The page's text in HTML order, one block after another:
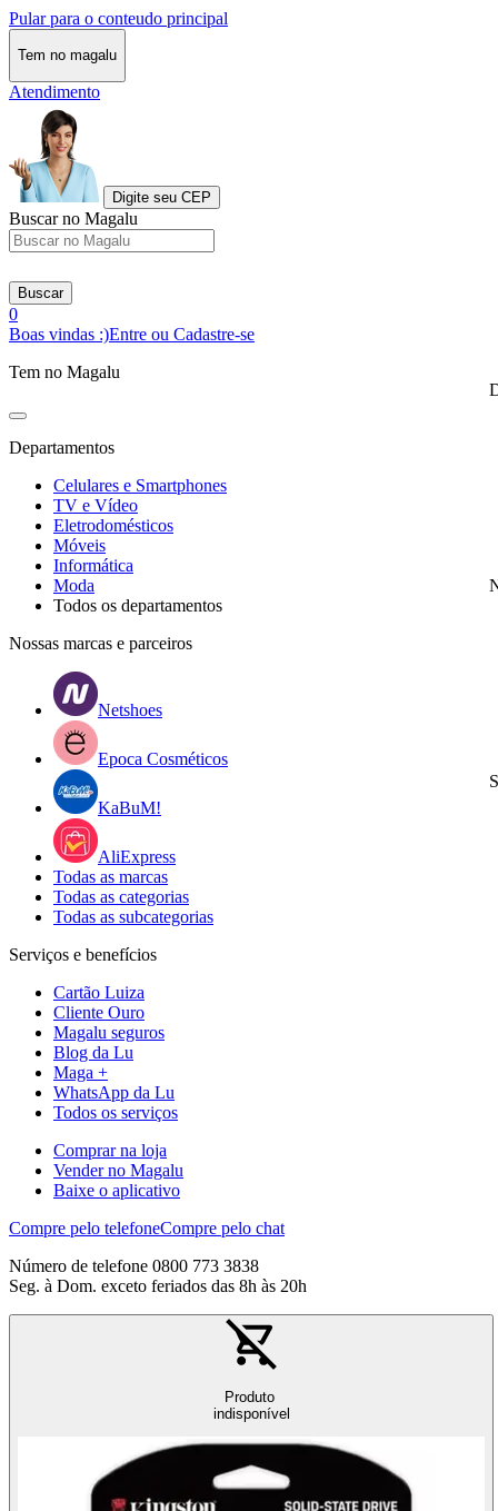
Pular para o conteudo principal
Tem no magalu
Atendimento
Digite seu CEP
Buscar no Magalu
Buscar
0
Boas vindas :)Entre ou Cadastre-se
Tem no Magalu
Departamentos
Celulares e Smartphones
TV e Vídeo
Eletrodomésticos
Móveis
Informática
Moda
Todos os departamentos
Nossas marcas e parceiros
Netshoes
Epoca Cosméticos
KaBuM!
AliExpress
Todas as marcas
Todas as categorias
Todas as subcategorias
Serviços e benefícios
Cartão Luiza
Cliente Ouro
Magalu seguros
Blog da Lu
Maga +
WhatsApp da Lu
Todos os serviços
Comprar na loja
Vender no Magalu
Baixe o aplicativo
Compre pelo telefoneCompre pelo chat
Número de telefone 0800 773 3838
Seg. à Dom. exceto feriados das 8h às 20h
Produto
indisponível